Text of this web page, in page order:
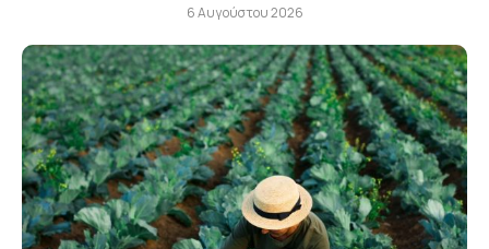
6 Αυγούστου 2026